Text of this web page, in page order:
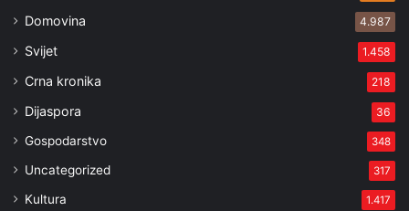
Domovina 4.987
Svijet 1.458
Crna kronika 218
Dijaspora 36
Gospodarstvo 348
Uncategorized 317
Kultura 1.417